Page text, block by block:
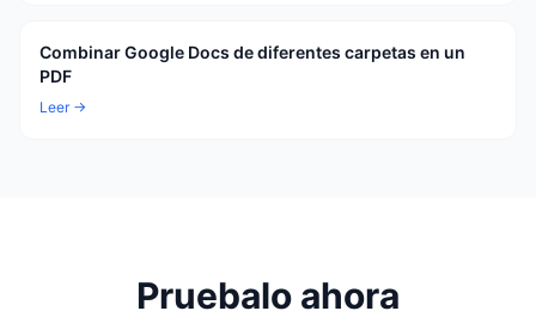
Combinar Google Docs de diferentes carpetas en un
PDF
Leer →
Pruebalo ahora